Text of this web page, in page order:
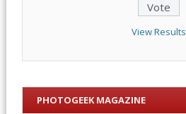
View Results
PHOTOGEEK MAGAZINE